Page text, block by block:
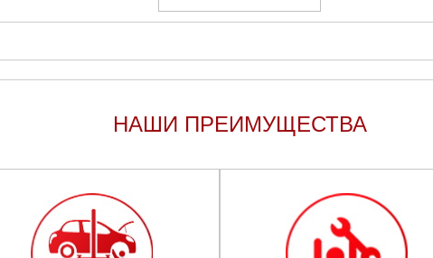
НАШИ ПРЕИМУЩЕСТВА